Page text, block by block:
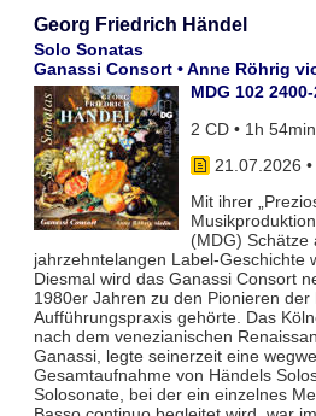
Georg Friedrich Händel
Solo Sonatas
Ganassi Consort • Anne Röhrig
MDG 102
2 CD • 1h
21.07.2026 •
Mit ihrer
(MDG) Schätze
jahrzehntelangen Label-Geschichte
Diesmal wird das Ganassi Consort
1980er Jahren zu den Pionieren der
Aufführungspraxis gehörte. Das
nach dem venezianischen
Ganassi, legte seinerzeit eine
Gesamtaufnahme von Händels
Solosonate, bei der ein einzelnes